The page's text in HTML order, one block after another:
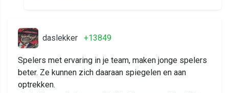
daslekker +13849
Spelers met ervaring in je team, maken jonge spelers
beter. Ze kunnen zich daaraan spiegelen en aan
optrekken.